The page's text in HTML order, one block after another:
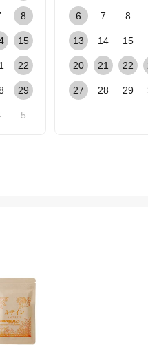
8
15
22
29
5
6 7 8
13 14 15
20 21 22
27 28 29